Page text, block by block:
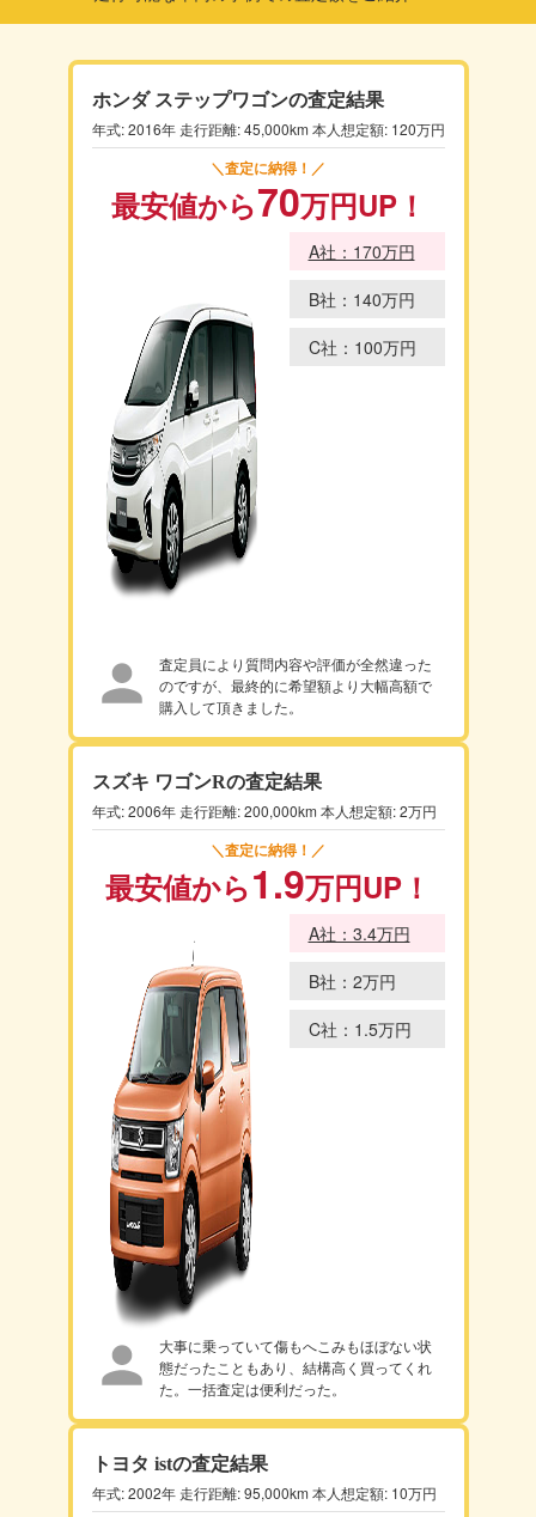
ホンダ ステップワゴンの査定結果
年式: 2016年 走行距離: 45,000km 本人想定額: 120万円
＼査定に納得！／
最安値から70万円UP！
A社：170万円
B社：140万円
C社：100万円
査定員により質問内容や評価が全然違った
のですが、最終的に希望額より大幅高額で
購入して頂きました。
スズキ ワゴンRの査定結果
年式: 2006年 走行距離: 200,000km 本人想定額: 2万円
＼査定に納得！／
最安値から1.9万円UP！
A社：3.4万円
B社：2万円
C社：1.5万円
大事に乗っていて傷もへこみもほぼない状
態だったこともあり、結構高く買ってくれ
た。一括査定は便利だった。
トヨタ istの査定結果
年式: 2002年 走行距離: 95,000km 本人想定額: 10万円